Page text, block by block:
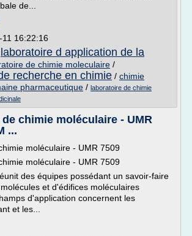
de...
16:22:16
laboratoire d application de la
de chimie moleculaire /
recherche en chimie / chimie
pharmaceutique / laboratoire de chimie
chimie moléculaire - UMR
...
moléculaire - UMR 7509
moléculaire - UMR 7509
des équipes possédant un savoir-faire
et d'édifices moléculaires
d'application concernent les
et les...